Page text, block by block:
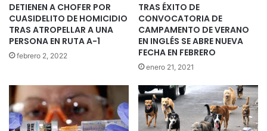
DETIENEN A CHOFER POR
CUASIDELITO DE HOMICIDIO
TRAS ATROPELLAR A UNA
PERSONA EN RUTA A-1
febrero 2, 2022
TRAS ÉXITO DE
CONVOCATORIA DE
CAMPAMENTO DE VERANO
EN INGLÉS SE ABRE NUEVA
FECHA EN FEBRERO
enero 21, 2021